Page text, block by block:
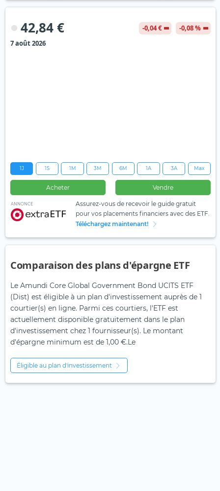
42,84 € -0,04 €
-0,08 %
7 août 2026
1J 1S 1M 3M 6M 1A 3A Max
Acheter Vendre
ANNONCE
Assurez-vous de recevoir le guide gratuit
pour vos placements financiers avec des ETF.
Téléchargez maintenant!
Comparaison des plans d'épargne ETF
Le Amundi Core Global Government Bond UCITS ETF
(Dist) est éligible à un plan d'investissement auprès de 1
courtier(s) en ligne. Parmi ces courtiers, l'ETF est
actuellement disponible gratuitement dans le plan
d'investissement chez 1 fournisseur(s). Le montant
d'épargne minimum est de 1,00 €.Le
Éligible au plan d'investissement